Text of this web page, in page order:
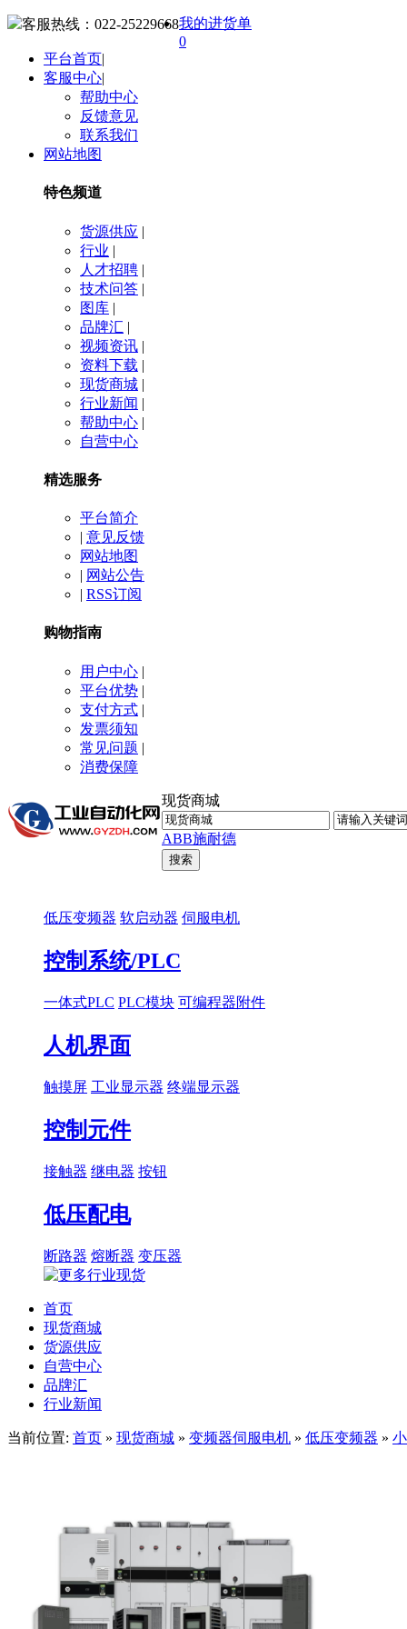
客服热线： 022-25229668我的进货单
0
平台首页|
客服中心|
帮助中心
反馈意见
联系我们
网站地图
特色频道
货源供应 |
行业 |
人才招聘 |
技术问答 |
图库 |
品牌汇 |
视频资讯 |
资料下载 |
现货商城 |
行业新闻 |
帮助中心 |
自营中心
精选服务
平台简介
| 意见反馈
网站地图
| 网站公告
| RSS订阅
购物指南
用户中心 |
平台优势 |
支付方式 |
发票须知
常见问题 |
消费保障
现货商城
ABB施耐德
低压变频器 软启动器 伺服电机
控制系统/PLC
一体式PLC PLC模块 可编程器附件
人机界面
触摸屏 工业显示器 终端显示器
控制元件
接触器 继电器 按钮
低压配电
断路器 熔断器 变压器
首页
现货商城
货源供应
自营中心
品牌汇
行业新闻
当前位置: 首页 » 现货商城 » 变频器伺服电机 » 低压变频器 »